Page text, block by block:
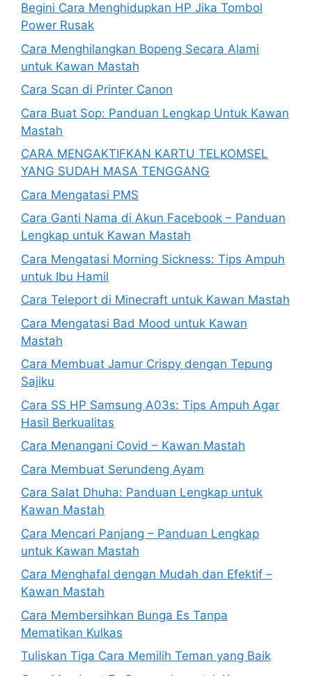
Begini Cara Menghidupkan HP Jika Tombol
Power Rusak
Cara Menghilangkan Bopeng Secara Alami
untuk Kawan Mastah
Cara Scan di Printer Canon
Cara Buat Sop: Panduan Lengkap Untuk Kawan
Mastah
CARA MENGAKTIFKAN KARTU TELKOMSEL
YANG SUDAH MASA TENGGANG
Cara Mengatasi PMS
Cara Ganti Nama di Akun Facebook – Panduan
Lengkap untuk Kawan Mastah
Cara Mengatasi Morning Sickness: Tips Ampuh
untuk Ibu Hamil
Cara Teleport di Minecraft untuk Kawan Mastah
Cara Mengatasi Bad Mood untuk Kawan
Mastah
Cara Membuat Jamur Crispy dengan Tepung
Sajiku
Cara SS HP Samsung A03s: Tips Ampuh Agar
Hasil Berkualitas
Cara Menangani Covid – Kawan Mastah
Cara Membuat Serundeng Ayam
Cara Salat Dhuha: Panduan Lengkap untuk
Kawan Mastah
Cara Mencari Panjang – Panduan Lengkap
untuk Kawan Mastah
Cara Menghafal dengan Mudah dan Efektif –
Kawan Mastah
Cara Membersihkan Bunga Es Tanpa
Mematikan Kulkas
Tuliskan Tiga Cara Memilih Teman yang Baik